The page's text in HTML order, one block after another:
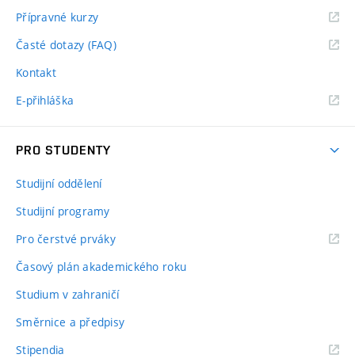
Přípravné kurzy
Časté dotazy (FAQ)
Kontakt
E-přihláška
PRO STUDENTY
Studijní oddělení
Studijní programy
Pro čerstvé prváky
Časový plán akademického roku
Studium v zahraničí
Směrnice a předpisy
Stipendia